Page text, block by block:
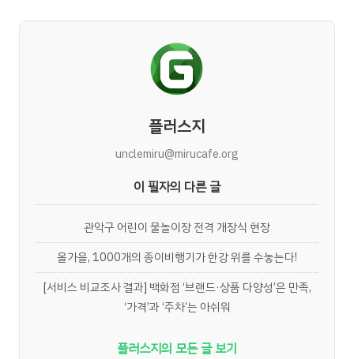
플러스지
unclemiru@mirucafe.org
이 필자의 다른 글
관악구 어린이 물놀이장 전격 개장식 현장
올가을, 1000개의 종이비행기가 한강 위를 수놓는다!
[서비스 비교조사 결과] 백화점 ‘브랜드·상품 다양성’은 만족,
‘가격’과 ‘주차’는 아쉬워
플러스지의 모든 글 보기